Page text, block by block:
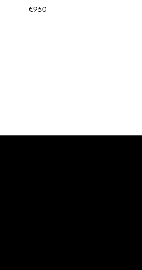
€950